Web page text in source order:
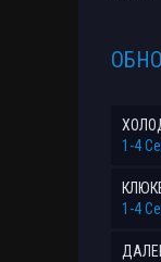
1-4
1-4